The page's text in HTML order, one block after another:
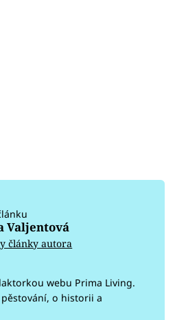
Valjentová
články autora
webu Prima Living.
o historii a